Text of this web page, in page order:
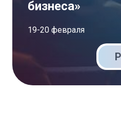
бизнеса»
19-20 февраля